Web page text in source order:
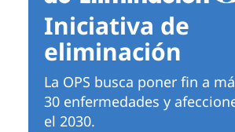
Iniciativa de
eliminación
La OPS busca poner fin a
30 enfermedades y
el 2030.